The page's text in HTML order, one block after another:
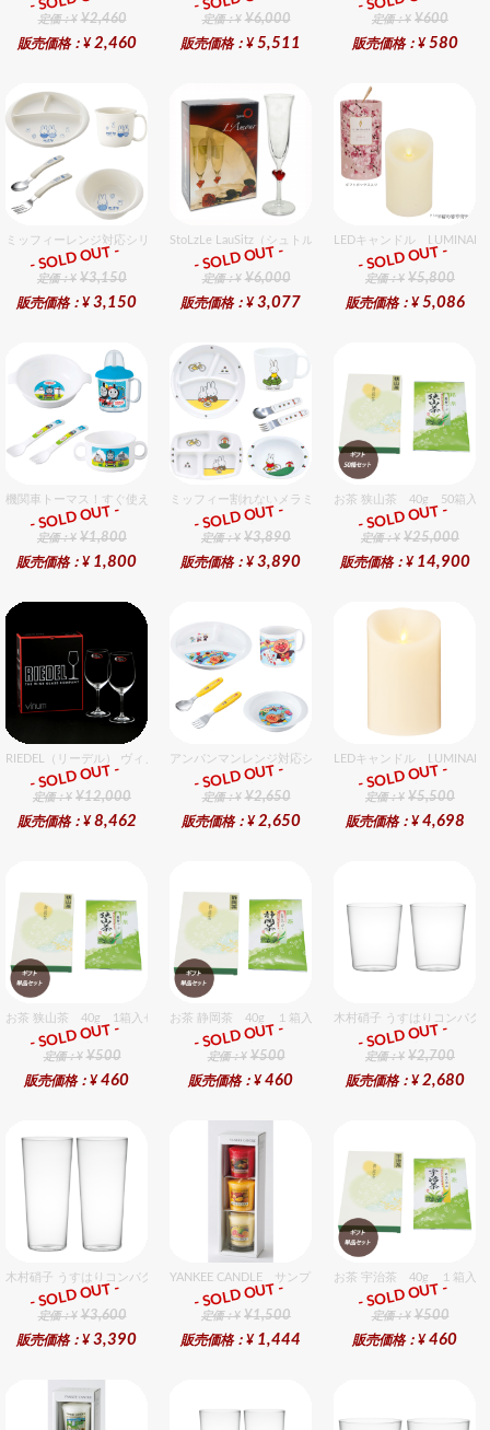
定価：¥ ¥2,460
販売価格：¥ 2,460
定価：¥ ¥6,000
販売価格：¥ 5,511
定価：¥ ¥600
販売価格：¥ 580
ミッフィーレンジ対応シリーズ セット販売商品です。
ギフト
定価：¥ ¥3,150
販売価格：¥ 3,150
- SOLD OUT -
StoLzLe LauSitz（シュトルツル ラウンジッツ） アモーレ
ギフト
定価：¥ ¥6,000
販売価格：¥ 3,077
- SOLD OUT -
LEDキャンドル
ギフト
定価：¥ ¥5,800
販売価格：¥ 5,086
- SOLD OUT -
機関車トーマス！すぐ使えるおめでとうセット（男の子用） セット販売商品です。
ギフト
定価：¥ ¥1,800
販売価格：¥ 1,800
- SOLD OUT -
ミッフィー割れないメラミン食器セット セット販売商品で
ギフト
定価：¥ ¥3,890
販売価格：¥ 3,890
- SOLD OUT -
お茶 狭山茶 40g 50箱入セ
ギフト
定価：¥ ¥25,000
販売価格：¥ 14,900
- SOLD OUT -
RIEDEL（リーデル） ヴィノム 15 キアンティ 2個入りセット
ギフト
定価：¥ ¥12,000
販売価格：¥ 8,462
- SOLD OUT -
アンパンマンレンジ対応シリーズセット セット販売商品で
ギフト
定価：¥ ¥2,650
販売価格：¥ 2,650
- SOLD OUT -
LEDキャンドル
ギフト
定価：¥ ¥5,500
販売価格：¥ 4,698
- SOLD OUT -
お茶 狭山茶 40g 1箱入セット
ギフト
定価：¥ ¥500
販売価格：¥ 460
- SOLD OUT -
お茶 静岡茶 40g １箱入セット
ギフト
定価：¥ ¥500
販売価格：¥ 460
- SOLD OUT -
木村硝子 うすはりコンパ
ギフト
定価：¥ ¥2,700
販売価格：¥ 2,680
- SOLD OUT -
木村硝子 うすはりコンパクト500cc ゾンビグラスギフトセット（2個入り）
ギフト
定価：¥ ¥3,600
販売価格：¥ 3,390
- SOLD OUT -
YANKEE CANDLE サンプラー3個・ホルダーセット フル
ギフト
定価：¥ ¥1,500
販売価格：¥ 1,444
- SOLD OUT -
お茶 宇治茶 40g １箱入セ
ギフト
定価：¥ ¥500
販売価格：¥ 460
- SOLD OUT -